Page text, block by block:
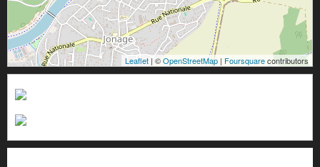
Leaflet | ©OpenStreetMap | Foursquarecontributors